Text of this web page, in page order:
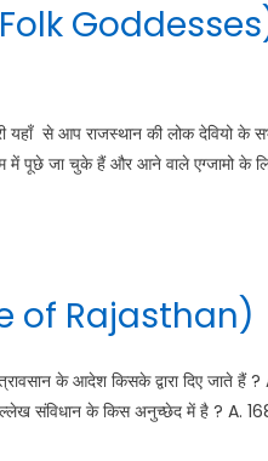
Goddesses)
से आप राजस्थान की लोक देवियो के
में पूछे जा चुके हैं और आने वाले एग्जामो के
of Rajasthan)
के आदेश किसके द्वारा दिए जाते हैं
संविधान के किस अनुच्छेद में है ? A.